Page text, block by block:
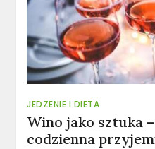
JEDZENIE I DIETA
Wino jako sztuka
codzienna